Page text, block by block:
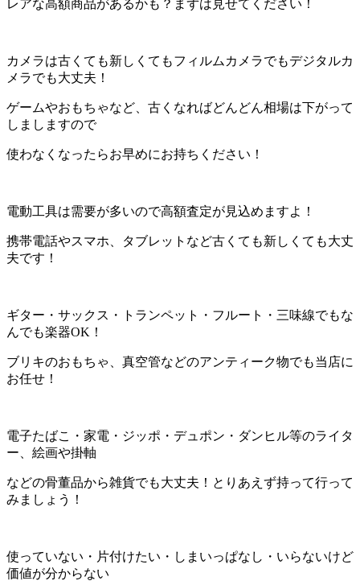
レアな高額商品があるかも？まずは見せてください！
カメラは古くても新しくてもフィルムカメラでもデジタルカ
メラでも大丈夫！
ゲームやおもちゃなど、古くなればどんどん相場は下がって
しましますので
使わなくなったらお早めにお持ちください！
電動工具は需要が多いので高額査定が見込めますよ！
携帯電話やスマホ、タブレットなど古くても新しくても大丈
夫です！
ギター・サックス・トランペット・フルート・三味線でもな
んでも楽器OK！
ブリキのおもちゃ、真空管などのアンティーク物でも当店に
お任せ！
電子たばこ・家電・ジッポ・デュポン・ダンヒル等のライタ
ー、絵画や掛軸
などの骨董品から雑貨でも大丈夫！とりあえず持って行って
みましょう！
使っていない・片付けたい・しまいっぱなし・いらないけど
価値が分からない